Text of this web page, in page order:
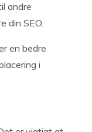
andre
din SEO.
en bedre
i